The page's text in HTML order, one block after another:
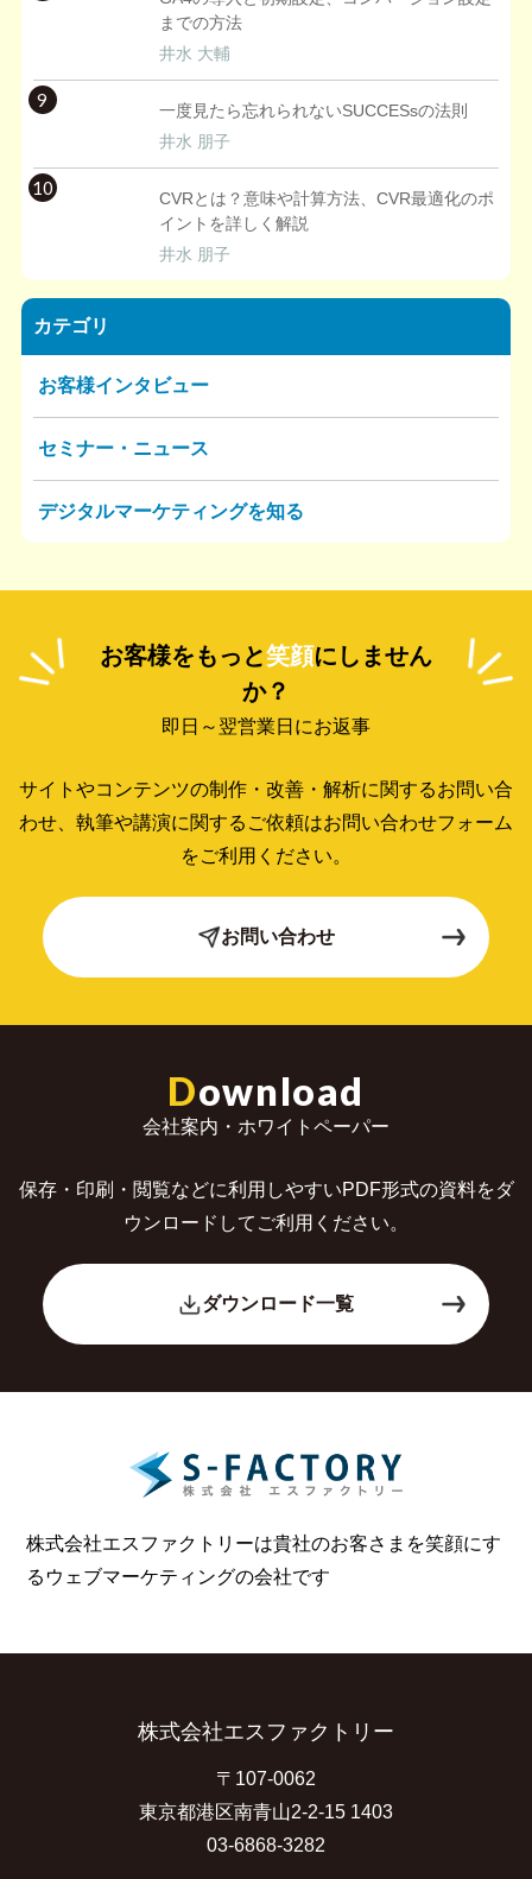
までの方法
井水 大輔
9
一度見たら忘れられないSUCCESsの法則
井水 朋子
10
CVRとは？意味や計算方法、CVR最適化のポ
イントを詳しく解説
井水 朋子
カテゴリ
お客様インタビュー
セミナー・ニュース
デジタルマーケティングを知る
お客様をもっと笑顔にしません
か？
即日～翌営業日にお返事
サイトやコンテンツの制作・改善・解析に関するお問い合
わせ、 執筆や講演に関するご依頼はお問い合わせフォーム
をご利用ください。
お問い合わせ
Download
会社案内・ホワイトペーパー
保存・印刷・閲覧などに利用しやすいPDF形式の資料をダ
ウンロードしてご利用ください。
ダウンロード一覧
株式会社エスファクトリーは貴社のお客さまを笑顔にす
る ウェブマーケティングの会社です
株式会社エスファクトリー
〒107-0062
東京都港区南青山2-2-15 1403
03-6868-3282